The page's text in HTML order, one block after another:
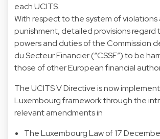
each UCITS.
With respect to the system of violations
punishment, detailed provisions regard
powers and duties of the Commission
du Secteur Financier (“CSSF”) to be
those of other European financial
The UCITS V Directive is now
Luxembourg framework through the
relevant amendments in
The Luxembourg Law of 17